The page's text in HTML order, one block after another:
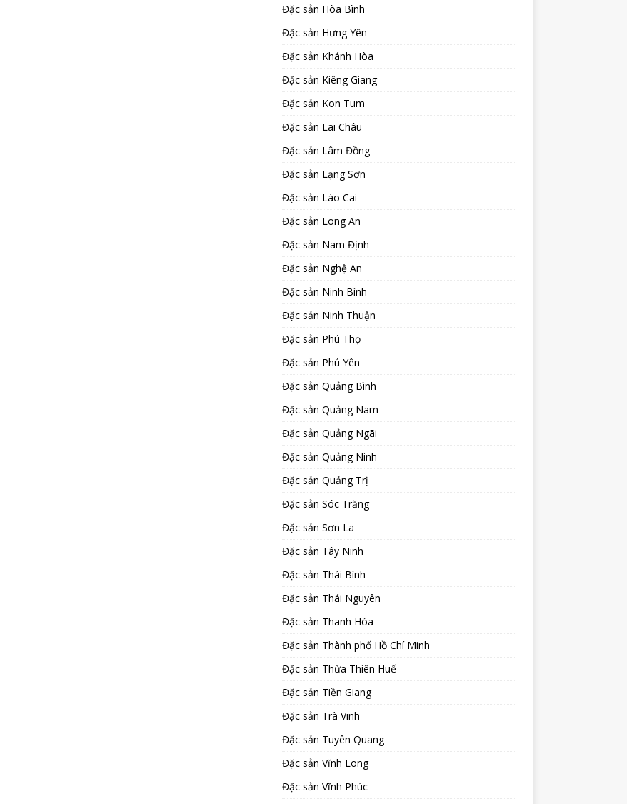
Đặc sản Hòa Bình
Đặc sản Hưng Yên
Đặc sản Khánh Hòa
Đặc sản Kiêng Giang
Đặc sản Kon Tum
Đặc sản Lai Châu
Đặc sản Lâm Đồng
Đặc sản Lạng Sơn
Đặc sản Lào Cai
Đặc sản Long An
Đặc sản Nam Định
Đặc sản Nghệ An
Đặc sản Ninh Bình
Đặc sản Ninh Thuận
Đặc sản Phú Thọ
Đặc sản Phú Yên
Đặc sản Quảng Bình
Đặc sản Quảng Nam
Đặc sản Quảng Ngãi
Đặc sản Quảng Ninh
Đặc sản Quảng Trị
Đặc sản Sóc Trăng
Đặc sản Sơn La
Đặc sản Tây Ninh
Đặc sản Thái Bình
Đặc sản Thái Nguyên
Đặc sản Thanh Hóa
Đặc sản Thành phố Hồ Chí Minh
Đặc sản Thừa Thiên Huế
Đặc sản Tiền Giang
Đặc sản Trà Vinh
Đặc sản Tuyên Quang
Đặc sản Vĩnh Long
Đặc sản Vĩnh Phúc